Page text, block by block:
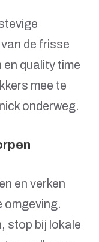
de frisse
quality time
mee te
onderweg.
en verken
omgeving.
stop bij lokale